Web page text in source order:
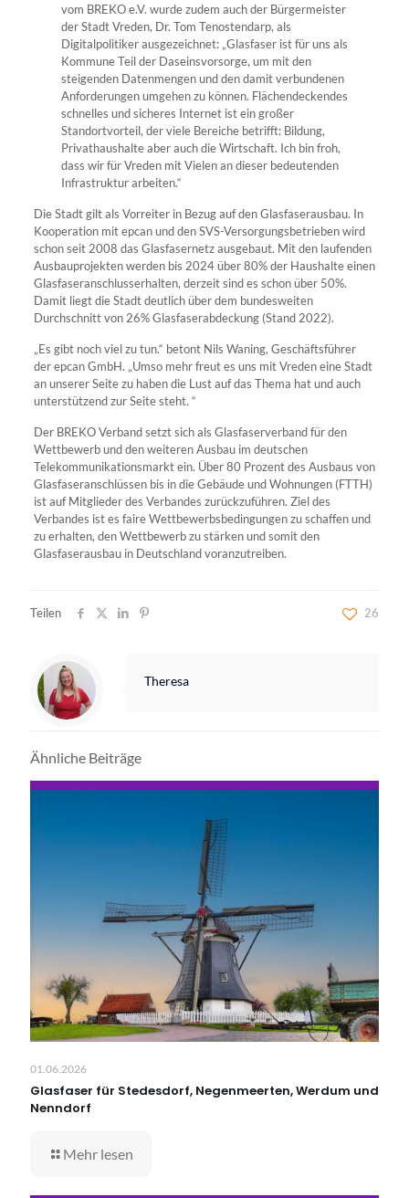
vom BREKO e.V. wurde zudem auch der Bürgermeister
der Stadt Vreden, Dr. Tom Tenostendarp, als
Digitalpolitiker ausgezeichnet: „Glasfaser ist für uns als
Kommune Teil der Daseinsvorsorge, um mit den
steigenden Datenmengen und den damit verbundenen
Anforderungen umgehen zu können. Flächendeckendes
schnelles und sicheres Internet ist ein großer
Standortvorteil, der viele Bereiche betrifft: Bildung,
Privathaushalte aber auch die Wirtschaft. Ich bin froh,
dass wir für Vreden mit Vielen an dieser bedeutenden
Infrastruktur arbeiten.“
Die Stadt gilt als Vorreiter in Bezug auf den Glasfaserausbau. In
Kooperation mit epcan und den SVS-Versorgungsbetrieben wird
schon seit 2008 das Glasfasernetz ausgebaut. Mit den laufenden
Ausbauprojekten werden bis 2024 über 80% der Haushalte einen
Glasfaseranschlusserhalten, derzeit sind es schon über 50%.
Damit liegt die Stadt deutlich über dem bundesweiten
Durchschnitt von 26% Glasfaserabdeckung (Stand 2022).
„Es gibt noch viel zu tun.“ betont Nils Waning, Geschäftsführer
der epcan GmbH. „Umso mehr freut es uns mit Vreden eine Stadt
an unserer Seite zu haben die Lust auf das Thema hat und auch
unterstützend zur Seite steht. “
Der BREKO Verband setzt sich als Glasfaserverband für den
Wettbewerb und den weiteren Ausbau im deutschen
Telekommunikationsmarkt ein. Über 80 Prozent des Ausbaus von
Glasfaseranschlüssen bis in die Gebäude und Wohnungen (FTTH)
ist auf Mitglieder des Verbandes zurückzuführen. Ziel des
Verbandes ist es faire Wettbewerbsbedingungen zu schaffen und
zu erhalten, den Wettbewerb zu stärken und somit den
Glasfaserausbau in Deutschland voranzutreiben.
Teilen 26
Theresa
Ähnliche Beiträge
01.06.2026
Glasfaser für Stedesdorf, Negenmeerten, Werdum und
Nenndorf
Mehr lesen